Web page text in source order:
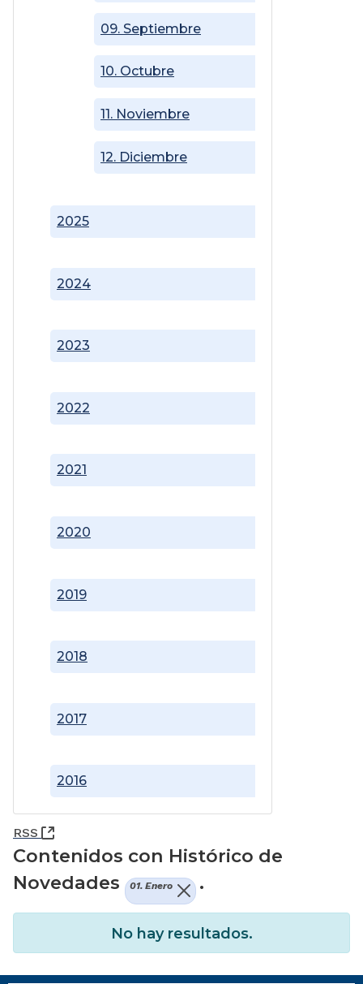
2016
2017
2018
2019
2020
2021
2022
2023
2024
2025
09. Septiembre
10. Octubre
11. Noviembre
12. Diciembre
RSS (Abre una nueva ventana)
Contenidos con Histórico de
Novedades
01. Enero .
No hay resultados.